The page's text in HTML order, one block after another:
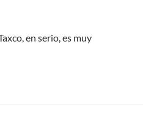
en serio, es muy